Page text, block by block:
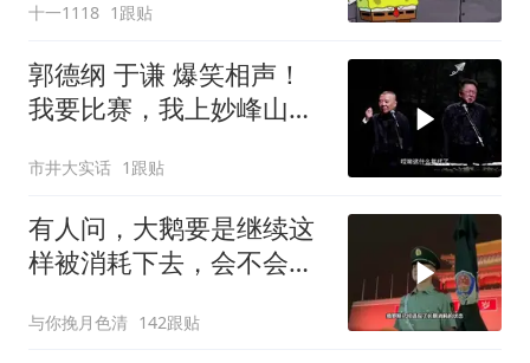
十一1118 1跟贴
郭德纲 于谦 爆笑相声！
我要比赛，我上妙峰山干
祖庙
市井大实话 1跟贴
有人问，大鹅要是继续这
样被消耗下去，会不会灭
与你挽月色清 142跟贴